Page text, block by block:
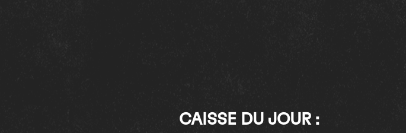
CAISSE DU JOUR :